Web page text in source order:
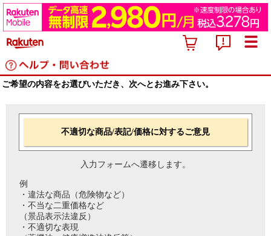
ご希望の内容をお選びいただき、次へとお進み下さい。
不適切な商品/表記/価格に対するご意見
入力フォームへ遷移します。
例
・違法な商品（危険物など）
・不当な二重価格など
（景品表示法違反）
・不適切な表現